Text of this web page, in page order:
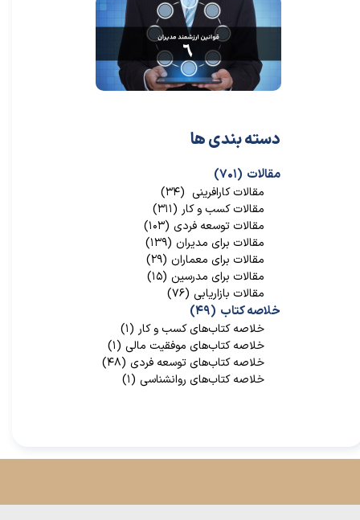
مقالات (۷۰۱)
مقالات کارافرینی (۳۴)
مقالات کسب و کار (۳۱۱)
مقالات توسعه فردی (۱۰۳)
مقالات برای مدیران (۱۳۹)
مقالات برای معماران (۲۹)
مقالات برای مدرسین (۱۵)
مقالات بازاریابی (۷۶)
خلاصه کتاب (۴۹)
خلاصه کتاب‌‌های کسب و کار (۱)
خلاصه کتاب‌‌های موفقیت مالی (۱)
خلاصه کتاب‌های توسعه فردی (۴۸)
خلاصه کتاب‌های روانشناسی (۱)
دسته بندی ها